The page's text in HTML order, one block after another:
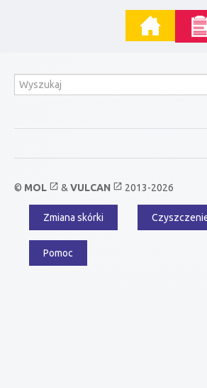
Wyszukiwanie
© MOL open_in_new & VULCAN open_in_new 2013-2026
Menu
dodatkowe
Zmiana skórki
Pomoc